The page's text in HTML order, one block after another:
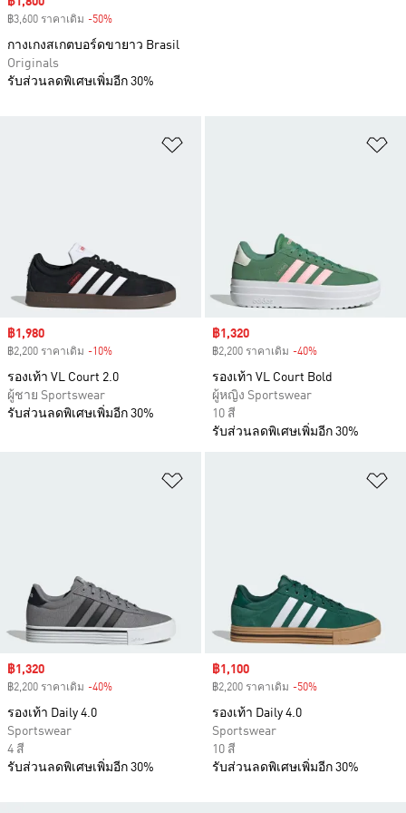
Sale price
฿1,980
฿2,200 ราคาเดิม -10%
รองเท้า VL Court 2.0
ผู้ชาย Sportswear
รับส่วนลดพิเศษเพิ่มอีก 30%
Sale price
฿1,320
฿2,200 ราคาเดิม -40%
รองเท้า VL Court Bold
ผู้หญิง Sportswear
10 สี
รับส่วนลดพิเศษเพิ่มอีก 30%
Sale price
฿1,320
฿2,200 ราคาเดิม -40%
รองเท้า Daily 4.0
Sportswear
4 สี
รับส่วนลดพิเศษเพิ่มอีก 30%
Sale price
฿1,100
฿2,200 ราคาเดิม -50%
รองเท้า Daily 4.0
Sportswear
10 สี
รับส่วนลดพิเศษเพิ่มอีก 30%
฿3,600 ราคาเดิม -50%
กางเกงสเกตบอร์ดขายาว Brasil
Originals
รับส่วนลดพิเศษเพิ่มอีก 30%